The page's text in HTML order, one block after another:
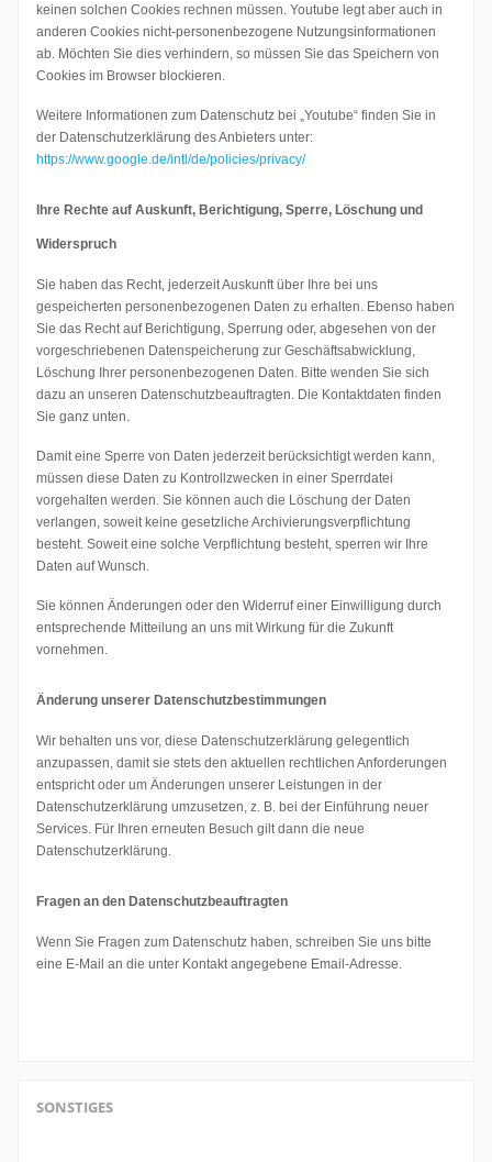
keinen solchen Cookies rechnen müssen. Youtube legt aber auch in
anderen Cookies nicht-personenbezogene Nutzungsinformationen
ab. Möchten Sie dies verhindern, so müssen Sie das Speichern von
Cookies im Browser blockieren.
Weitere Informationen zum Datenschutz bei „Youtube“ finden Sie in
der Datenschutzerklärung des Anbieters unter:
https://www.google.de/intl/de/policies/privacy/
Ihre Rechte auf Auskunft, Berichtigung, Sperre, Löschung und
Widerspruch
Sie haben das Recht, jederzeit Auskunft über Ihre bei uns
gespeicherten personenbezogenen Daten zu erhalten. Ebenso haben
Sie das Recht auf Berichtigung, Sperrung oder, abgesehen von der
vorgeschriebenen Datenspeicherung zur Geschäftsabwicklung,
Löschung Ihrer personenbezogenen Daten. Bitte wenden Sie sich
dazu an unseren Datenschutzbeauftragten. Die Kontaktdaten finden
Sie ganz unten.
Damit eine Sperre von Daten jederzeit berücksichtigt werden kann,
müssen diese Daten zu Kontrollzwecken in einer Sperrdatei
vorgehalten werden. Sie können auch die Löschung der Daten
verlangen, soweit keine gesetzliche Archivierungsverpflichtung
besteht. Soweit eine solche Verpflichtung besteht, sperren wir Ihre
Daten auf Wunsch.
Sie können Änderungen oder den Widerruf einer Einwilligung durch
entsprechende Mitteilung an uns mit Wirkung für die Zukunft
vornehmen.
Änderung unserer Datenschutzbestimmungen
Wir behalten uns vor, diese Datenschutzerklärung gelegentlich
anzupassen, damit sie stets den aktuellen rechtlichen Anforderungen
entspricht oder um Änderungen unserer Leistungen in der
Datenschutzerklärung umzusetzen, z. B. bei der Einführung neuer
Services. Für Ihren erneuten Besuch gilt dann die neue
Datenschutzerklärung.
Fragen an den Datenschutzbeauftragten
Wenn Sie Fragen zum Datenschutz haben, schreiben Sie uns bitte
eine E-Mail an die unter Kontakt angegebene Email-Adresse.
SONSTIGES